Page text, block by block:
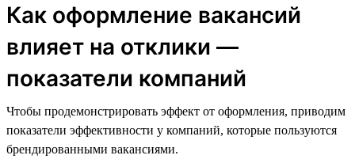
Как оформление вакансий
влияет на отклики —
показатели компаний
Чтобы продемонстрировать эффект от оформления, приводим
показатели эффективности у компаний, которые пользуются
брендированными вакансиями.